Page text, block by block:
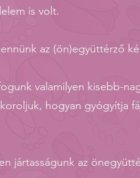
is volt.
az (ön)együttérző
valamilyen kisebb-
hogyan gyógyítja
jártasságunk az